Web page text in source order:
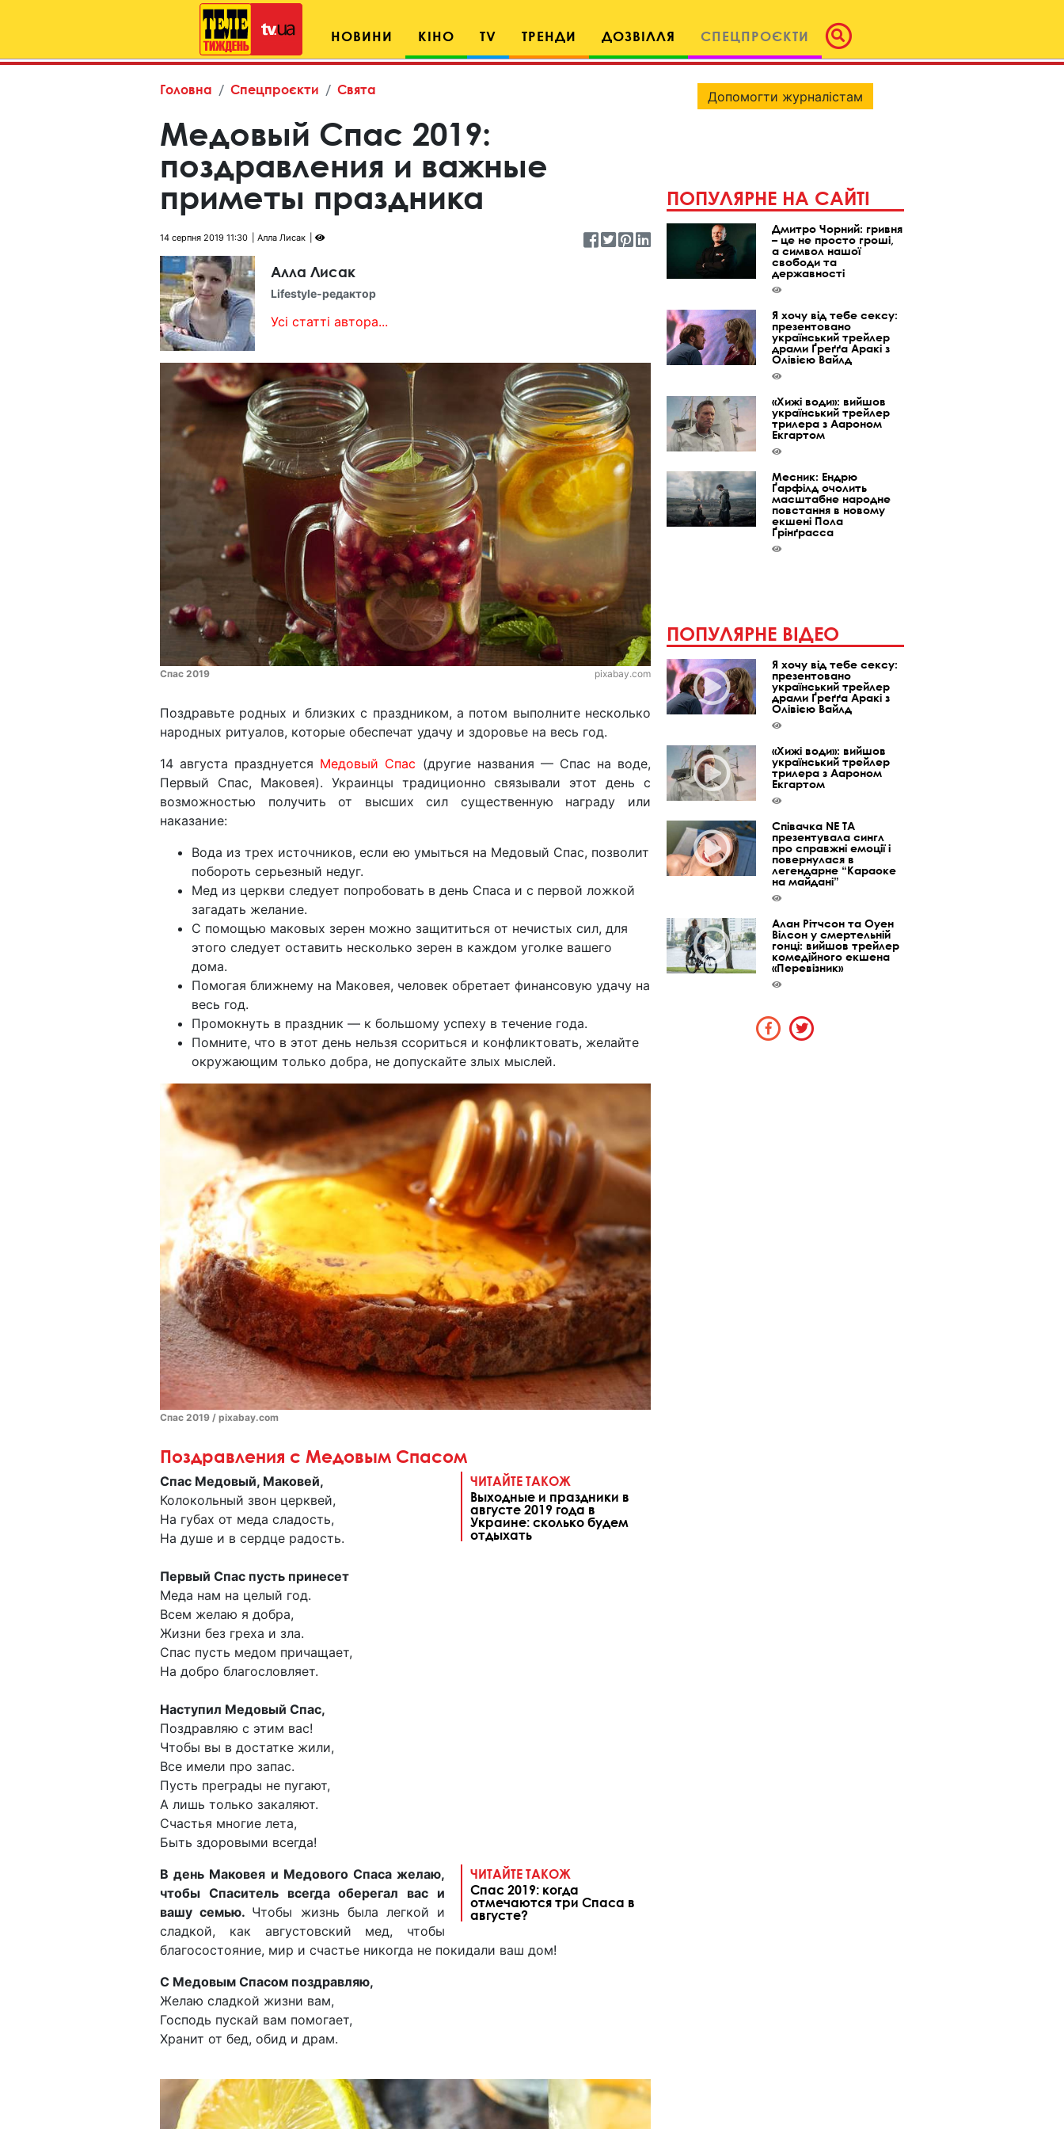
НОВИНИ КІНО TV ТРЕНДИ ДОЗВІЛЛЯ СПЕЦПРОЄКТИ
Головна Спецпроєкти Свята
Медовый Спас 2019:
поздравления и важные
приметы праздника
14 серпня 2019 11:30 Алла Лисак
Алла Лисак
Lifestyle-редактор
Усі статті автора...
Спас 2019 pixabay.com
Поздравьте родных и близких с праздником, а потом выполните несколько
народных ритуалов, которые обеспечат удачу и здоровье на весь год.
14 августа празднуется Медовый Спас (другие названия — Спас на воде,
Первый Спас, Маковея). Украинцы традиционно связывали этот день с
возможностью получить от высших сил существенную награду или
наказание:
Вода из трех источников, если ею умыться на Медовый Спас, позволит
побороть серьезный недуг.
Мед из церкви следует попробовать в день Спаса и с первой ложкой
загадать желание.
С помощью маковых зерен можно защититься от нечистых сил, для
этого следует оставить несколько зерен в каждом уголке вашего
дома.
Помогая ближнему на Маковея, человек обретает финансовую удачу на
весь год.
Промокнуть в праздник — к большому успеху в течение года.
Помните, что в этот день нельзя ссориться и конфликтовать, желайте
окружающим только добра, не допускайте злых мыслей.
Спас 2019 / pixabay.com
Поздравления с Медовым Спасом
ЧИТАЙТЕ ТАКОЖ
Выходные и праздники в
августе 2019 года в
Украине: сколько будем
отдыхать
Спас Медовый, Маковей,
Колокольный звон церквей,
На губах от меда сладость,
На душе и в сердце радость.
Первый Спас пусть принесет
Меда нам на целый год.
Всем желаю я добра,
Жизни без греха и зла.
Спас пусть медом причащает,
На добро благословляет.
Наступил Медовый Спас,
Поздравляю с этим вас!
Чтобы вы в достатке жили,
Все имели про запас.
Пусть преграды не пугают,
А лишь только закаляют.
Счастья многие лета,
Быть здоровыми всегда!
ЧИТАЙТЕ ТАКОЖ
Спас 2019: когда
отмечаются три Спаса в
августе?
В день Маковея и Медового Спаса желаю,
чтобы Спаситель всегда оберегал вас и
вашу семью. Чтобы жизнь была легкой и
сладкой, как августовский мед, чтобы
благосостояние, мир и счастье никогда не покидали ваш дом!
С Медовым Спасом поздравляю,
Желаю сладкой жизни вам,
Господь пускай вам помогает,
Хранит от бед, обид и драм.
Допомогти журналістам
ПОПУЛЯРНЕ НА САЙТІ
Дмитро Чорний: гривня
– це не просто гроші,
а символ нашої
свободи та
державності
Я хочу від тебе сексу:
презентовано
український трейлер
драми Ґреґґа Аракі з
Олівією Вайлд
«Хижі води»: вийшов
український трейлер
трилера з Аароном
Екгартом
Месник: Ендрю
Ґарфілд очолить
масштабне народне
повстання в новому
екшені Пола
Ґрінґрасса
ПОПУЛЯРНЕ ВІДЕО
Я хочу від тебе сексу:
презентовано
український трейлер
драми Ґреґґа Аракі з
Олівією Вайлд
«Хижі води»: вийшов
український трейлер
трилера з Аароном
Екгартом
Співачка NE TA
презентувала сингл
про справжні емоції і
повернулася в
легендарне “Караоке
на майдані”
Алан Рітчсон та Оуен
Вілсон у смертельній
гонці: вийшов трейлер
комедійного екшена
«Перевізник»